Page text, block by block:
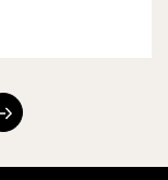
Page